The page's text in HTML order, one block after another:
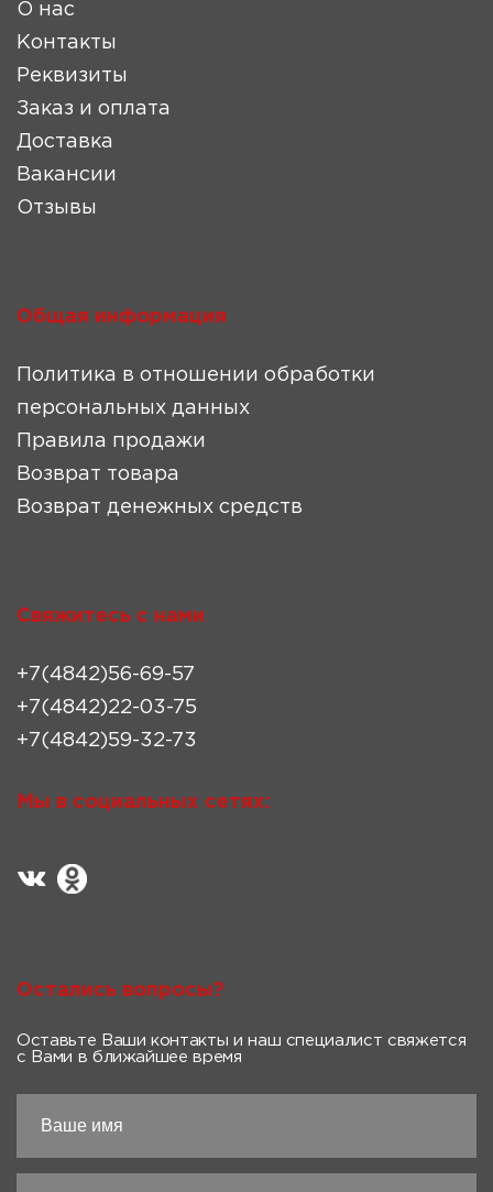
О нас
Контакты
Реквизиты
Заказ и оплата
Доставка
Вакансии
Отзывы
Общая информация
Политика в отношении обработки
персональных данных
Правила продажи
Возврат товара
Возврат денежных средств
Свяжитесь с нами
+7(4842)56-69-57
+7(4842)22-03-75
+7(4842)59-32-73
Мы в социальных сетях:
Остались вопросы?
Оставьте Ваши контакты и наш специалист свяжется
с Вами в ближайшее время